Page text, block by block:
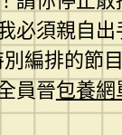
必須親自
編排的節
員晉包養網